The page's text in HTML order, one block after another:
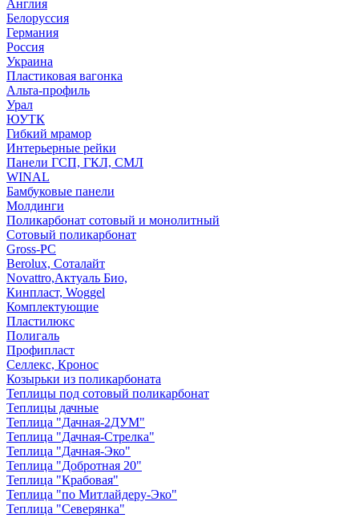
Англия
Белоруссия
Германия
Россия
Украина
Пластиковая вагонка
Альта-профиль
Урал
ЮУТК
Гибкий мрамор
Интерьерные рейки
Панели ГСП, ГКЛ, СМЛ
WINAL
Бамбуковые панели
Молдинги
Поликарбонат сотовый и монолитный
Сотовый поликарбонат
Gross-PC
Berolux, Соталайт
Novattro,Актуаль Био,
Кинпласт, Woggel
Комплектующие
Пластилюкс
Полигаль
Профипласт
Селлекс, Кронос
Козырьки из поликарбоната
Теплицы под сотовый поликарбонат
Теплицы дачные
Теплица "Дачная-2ДУМ"
Теплица "Дачная-Стрелка"
Теплица "Дачная-Эко"
Теплица "Добротная 20"
Теплица "Крабовая"
Теплица "по Митлайдеру-Эко"
Теплица "Северянка"